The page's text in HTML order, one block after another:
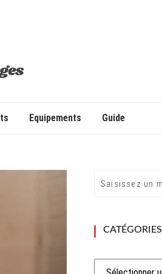
Equipements Guide
CATÉGORIES